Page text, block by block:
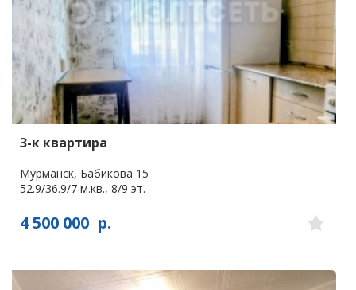
3-к квартира
Мурманск, Бабикова 15
52.9/36.9/7 м.кв., 8/9 эт.
4 500 000 р.